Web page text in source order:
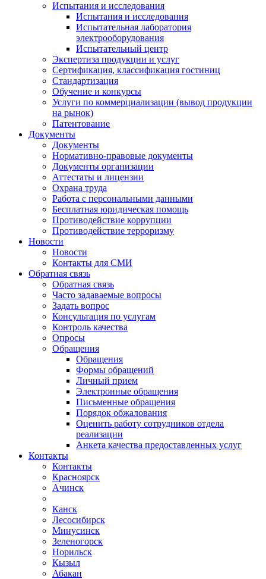
Испытания и исследования
Испытания и исследования
Испытательная лаборатория
электрооборудования
Испытательный центр
Экспертиза продукции и услуг
Сертификация, классификация гостиниц
Стандартизация
Обучение и конкурсы
Услуги по коммерциализации (вывод продукции
на рынок)
Патентование
Документы
Документы
Нормативно-правовые документы
Документы организации
Аттестаты и лицензии
Охрана труда
Работа с персональными данными
Бесплатная юридическая помощь
Противодействие коррупции
Противодействие терроризму
Новости
Новости
Контакты для СМИ
Обратная связь
Обратная связь
Часто задаваемые вопросы
Задать вопрос
Консультация по услугам
Контроль качества
Опросы
Обращения
Обращения
Формы обращений
Личный прием
Электронные обращения
Письменные обращения
Порядок обжалования
Оценить работу сотрудников отдела
реализации
Анкета качества предоставленных услуг
Контакты
Контакты
Красноярск
Ачинск
Канск
Лесосибирск
Минусинск
Зеленогорск
Норильск
Кызыл
Абакан